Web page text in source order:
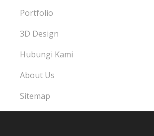
Portfolio
3D Design
Hubungi Kami
About Us
Sitemap